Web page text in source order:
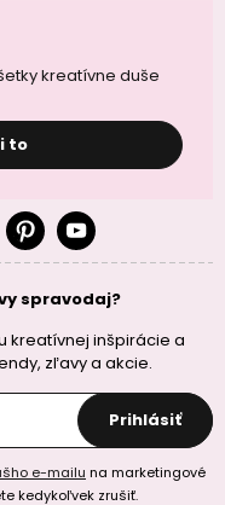
kreatívne duše
to
spravodaj?
kreatívnej inšpirácie a
zľavy a akcie.
Prihlásiť
e-mailu na marketingové
kedykoľvek zrušiť.